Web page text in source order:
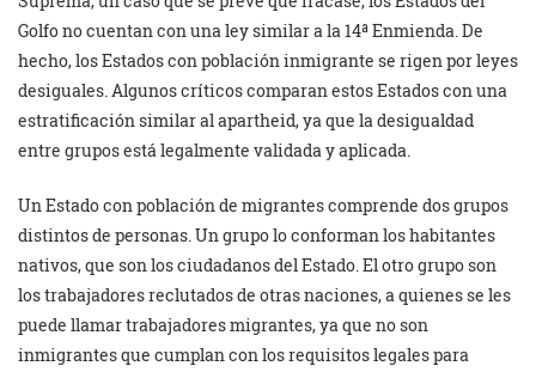
Golfo no cuentan con una ley similar a la 14ª Enmienda. De
hecho, los Estados con población inmigrante se rigen por leyes
desiguales. Algunos críticos comparan estos Estados con una
estratificación similar al apartheid, ya que la desigualdad
entre grupos está legalmente validada y aplicada.
Un Estado con población de migrantes comprende dos grupos
distintos de personas. Un grupo lo conforman los habitantes
nativos, que son los ciudadanos del Estado. El otro grupo son
los trabajadores reclutados de otras naciones, a quienes se les
puede llamar trabajadores migrantes, ya que no son
inmigrantes que cumplan con los requisitos legales para